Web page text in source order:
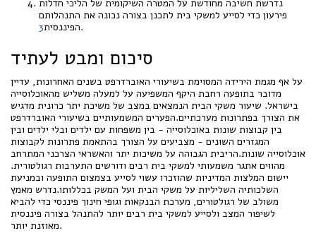
נדרשת חשיבה מחודשת על המטרה השיקומית של הליכי חדלות
פירעון כדי לסייע למשקי בית לתכנן בצורה נכונה את התנהלותם
הפיננסית3 .
סיכום ומבט לעתיד
על אף מגמת הירידה המסוימת בשיעורי האוברדרפט בשנים האחרונות, עדיין
מדובר בתופעה רחבת היקף המשפיעה על למעלה משליש מהאוכלוסייה
בישראל. שיעור משקי הבית הנמצאים במצב של משיכת יתר כרונית מדגיש
את הצורך בפתרונות מערכתיים.הפערים המשמעותיים בשיעורי האוברדרפט
בין קבוצות שונות באוכלוסייה - בין משפחות עם ילדים ובלי ילדים ובין
המגזרים השונים - מצביעים על הצורך בהתאמת פתרונות לקבוצות
אוכלוסייה שונות.הריבית הגבוהה על משיכות יתר והאשראי הצרכני המתרחב
מהווים אתגר משמעותי למשקי בית רבים ודורשים התערבות רגולטורית.
יישום המלצות המדיניות שהוזכרו עשוי לסייע בצמצום התופעה ובמניעת
השלכותיה השליליות על משקי הבית ועל המשק בכללותו.נדרש מאמץ
משולב של רגולטורים, מערכת הבנקאות וגופי חינוך פיננסי כדי להביא
לשיפור המצב ולסייע למשקי בית רבים יותר להתנהל בצורה פיננסית
מאוזנת יותר.